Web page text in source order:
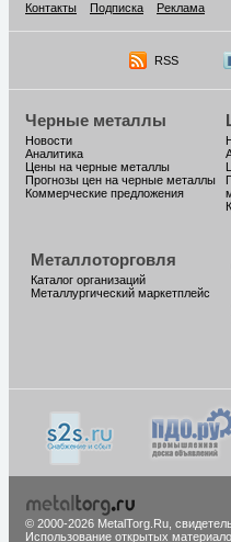
Контакты
Подписка Реклама
RSS
Черные металлы
Новости
Аналитика
Цены на черные металлы
Прогнозы цен на черные металлы
Коммерческие предложения
Металлоторговля
Каталог организаций
Металлургический маркетплейс
© 2000-2026 MetalTorg.Ru,
Использование открытых